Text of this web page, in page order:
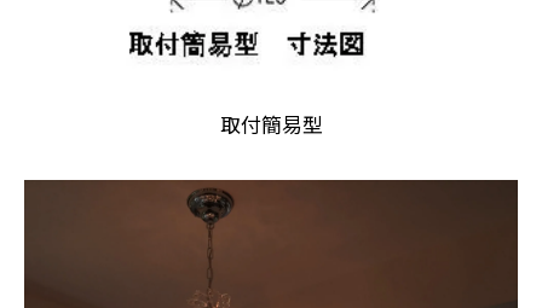
取付簡易型